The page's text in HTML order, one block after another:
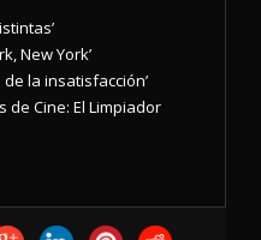
New York’
de la insatisfacción’
de Cine: El Limpiador